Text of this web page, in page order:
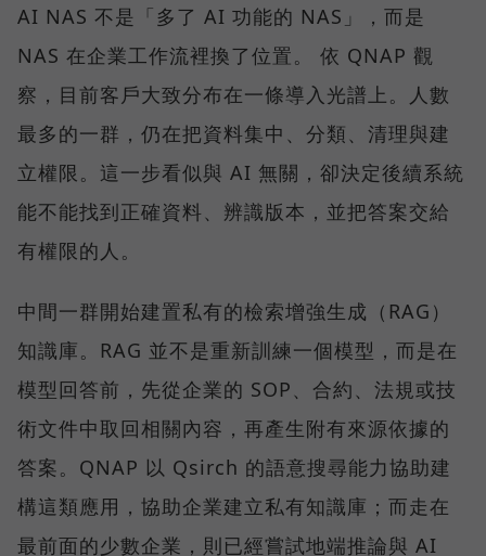
AI NAS 不是「多了 AI 功能的 NAS」，而是
NAS 在企業工作流裡換了位置。 依 QNAP 觀
察，目前客戶大致分布在一條導入光譜上。人數
最多的一群，仍在把資料集中、分類、清理與建
立權限。這一步看似與 AI 無關，卻決定後續系統
能不能找到正確資料、辨識版本，並把答案交給
有權限的人。
中間一群開始建置私有的檢索增強生成（RAG）
知識庫。RAG 並不是重新訓練一個模型，而是在
模型回答前，先從企業的 SOP、合約、法規或技
術文件中取回相關內容，再產生附有來源依據的
答案。QNAP 以 Qsirch 的語意搜尋能力協助建
構這類應用，協助企業建立私有知識庫；而走在
最前面的少數企業，則已經嘗試地端推論與 AI